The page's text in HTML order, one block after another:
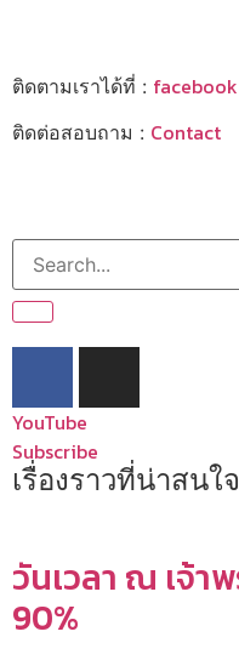
ติดตามเราได้ที่ : facebook
ติดต่อสอบถาม : Contact
YouTube
Subscribe
เรื่องราวที่น่าสนใจ
วันเวลา ณ เจ้า
90%